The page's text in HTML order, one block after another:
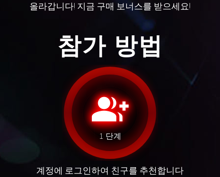
올라갑니다! 지금 구매 보너스를 받으세요!
참가 방법
group_add
1 단계
계정에 로그인하여 친구를 추천합니다